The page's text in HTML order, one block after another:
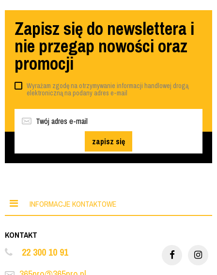
Zapisz się do newslettera i
nie przegap nowości oraz
promocji
Wyrażam zgodę na otrzymywanie informacji handlowej drogą
elektroniczną na podany adres e-mail
zapisz się
INFORMACJE KONTAKTOWE
KONTAKT
22 300 10 91